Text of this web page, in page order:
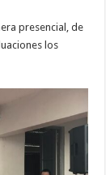
presencial, de
los